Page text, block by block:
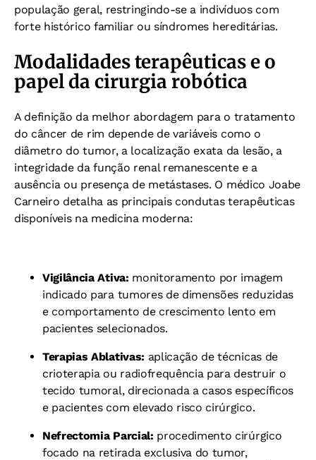
população geral, restringindo-se a indivíduos com
forte histórico familiar ou síndromes hereditárias.
Modalidades terapêuticas e o
papel da cirurgia robótica
A definição da melhor abordagem para o tratamento
do câncer de rim depende de variáveis como o
diâmetro do tumor, a localização exata da lesão, a
integridade da função renal remanescente e a
ausência ou presença de metástases. O médico Joabe
Carneiro detalha as principais condutas terapêuticas
disponíveis na medicina moderna:
Vigilância Ativa: monitoramento por imagem
indicado para tumores de dimensões reduzidas
e comportamento de crescimento lento em
pacientes selecionados.
Terapias Ablativas: aplicação de técnicas de
crioterapia ou radiofrequência para destruir o
tecido tumoral, direcionada a casos específicos
e pacientes com elevado risco cirúrgico.
Nefrectomia Parcial: procedimento cirúrgico
focado na retirada exclusiva do tumor,